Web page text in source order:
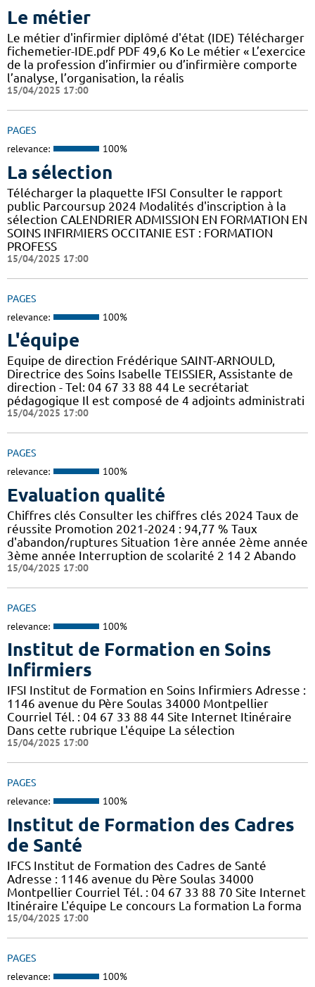
Le métier
Le métier d'infirmier diplômé d'état (IDE) Télécharger
fichemetier-IDE.pdf PDF 49,6 Ko Le métier « L’exercice
de la profession d’infirmier ou d’infirmière comporte
l’analyse, l’organisation, la réalis
15/04/2025 17:00
PAGES
relevance: 100%
La sélection
Télécharger la plaquette IFSI Consulter le rapport
public Parcoursup 2024 Modalités d'inscription à la
sélection CALENDRIER ADMISSION EN FORMATION EN
SOINS INFIRMIERS OCCITANIE EST : FORMATION
PROFESS
15/04/2025 17:00
PAGES
relevance: 100%
L'équipe
Equipe de direction Frédérique SAINT-ARNOULD,
Directrice des Soins Isabelle TEISSIER, Assistante de
direction - Tel: 04 67 33 88 44 Le secrétariat
pédagogique Il est composé de 4 adjoints administrati
15/04/2025 17:00
PAGES
relevance: 100%
Evaluation qualité
Chiffres clés Consulter les chiffres clés 2024 Taux de
réussite Promotion 2021-2024 : 94,77 % Taux
d'abandon/ruptures Situation 1ère année 2ème année
3ème année Interruption de scolarité 2 14 2 Abando
15/04/2025 17:00
PAGES
relevance: 100%
Institut de Formation en Soins
Infirmiers
IFSI Institut de Formation en Soins Infirmiers Adresse :
1146 avenue du Père Soulas 34000 Montpellier
Courriel Tél. : 04 67 33 88 44 Site Internet Itinéraire
Dans cette rubrique L'équipe La sélection
15/04/2025 17:00
PAGES
relevance: 100%
Institut de Formation des Cadres
de Santé
IFCS Institut de Formation des Cadres de Santé
Adresse : 1146 avenue du Père Soulas 34000
Montpellier Courriel Tél. : 04 67 33 88 70 Site Internet
Itinéraire L'équipe Le concours La formation La forma
15/04/2025 17:00
PAGES
relevance: 100%